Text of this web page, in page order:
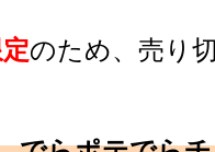
のため、売り